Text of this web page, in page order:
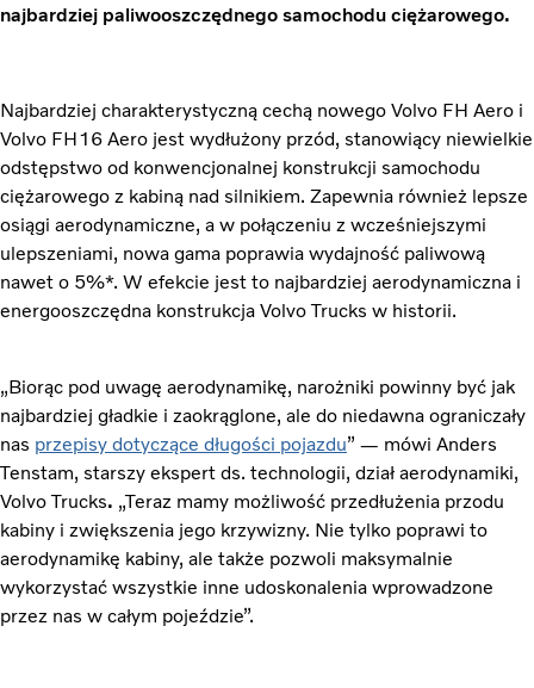
najbardziej paliwooszczędnego samochodu ciężarowego.
Najbardziej charakterystyczną cechą nowego Volvo FH Aero i
Volvo FH16 Aero jest wydłużony przód, stanowiący niewielkie
odstępstwo od konwencjonalnej konstrukcji samochodu
ciężarowego z kabiną nad silnikiem. Zapewnia również lepsze
osiągi aerodynamiczne, a w połączeniu z wcześniejszymi
ulepszeniami, nowa gama poprawia wydajność paliwową
nawet o 5%*. W efekcie jest to najbardziej aerodynamiczna i
energooszczędna konstrukcja Volvo Trucks w historii.
„Biorąc pod uwagę aerodynamikę, narożniki powinny być jak
najbardziej gładkie i zaokrąglone, ale do niedawna ograniczały
nas przepisy dotyczące długości pojazdu” — mówi Anders
Tenstam, starszy ekspert ds. technologii, dział aerodynamiki,
Volvo Trucks. „Teraz mamy możliwość przedłużenia przodu
kabiny i zwiększenia jego krzywizny. Nie tylko poprawi to
aerodynamikę kabiny, ale także pozwoli maksymalnie
wykorzystać wszystkie inne udoskonalenia wprowadzone
przez nas w całym pojeździe”.